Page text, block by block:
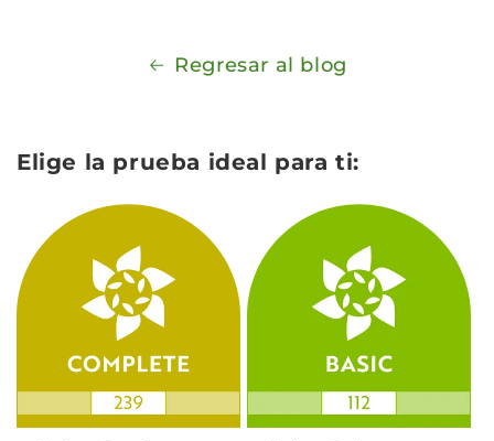
Regresar al blog
Elige la prueba ideal para ti: